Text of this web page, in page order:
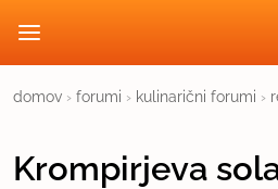
domov › forumi › kulinarični forumi ›
Krompirjeva